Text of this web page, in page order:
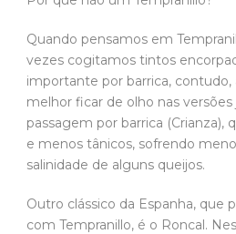
Quando pensamos em
vezes cogitamos tintos
importante por barrica, contudo,
melhor ficar de olho nas
passagem por barrica (Crianza),
e menos tânicos, sofrendo
salinidade de alguns queijos.
Outro clássico da Espanha, que
com Tempranillo, é o Roncal.